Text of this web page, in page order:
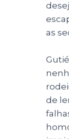
as
de